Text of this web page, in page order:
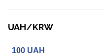
UAH/KRW
100 UAH